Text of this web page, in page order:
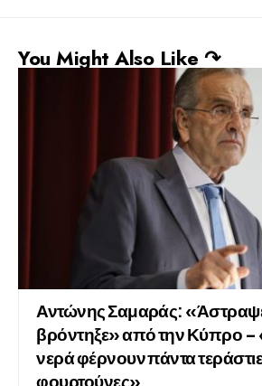
You Might Also Like ↷
Αντώνης Σαμαράς:
βρόντηξε» από την Κύπρο –
νερά φέρνουν πάντα
φουρτούνες»